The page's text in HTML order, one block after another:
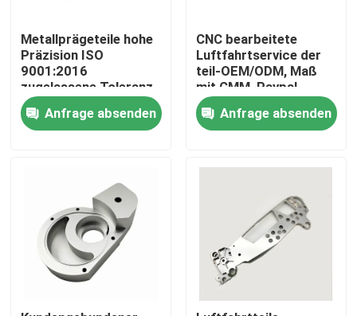
Haus
Produkte
VR Show
Metallprägeteile hohe
Präzision ISO
9001:2016
zugelassene Toleranz-
±0.001mm
Anfrage absenden
CNC bearbeitete
Luftfahrtservice der
teil-OEM/ODM, Maß
mit CMM, Paypal-
Zahlung maschinell
Anfrage absenden